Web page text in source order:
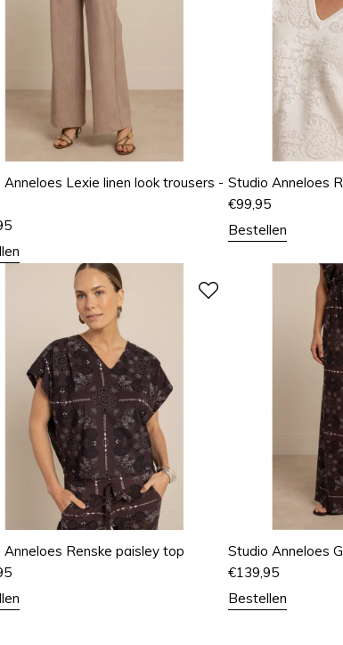
Anneloes Lexie linen look trousers - Studio Anneloes
€99,95
Bestellen
Anneloes Renske paisley top
Studio Anneloes
€139,95
Bestellen